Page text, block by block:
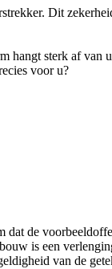
Dit
hangt sterk af
voor u?
de
is een
van de